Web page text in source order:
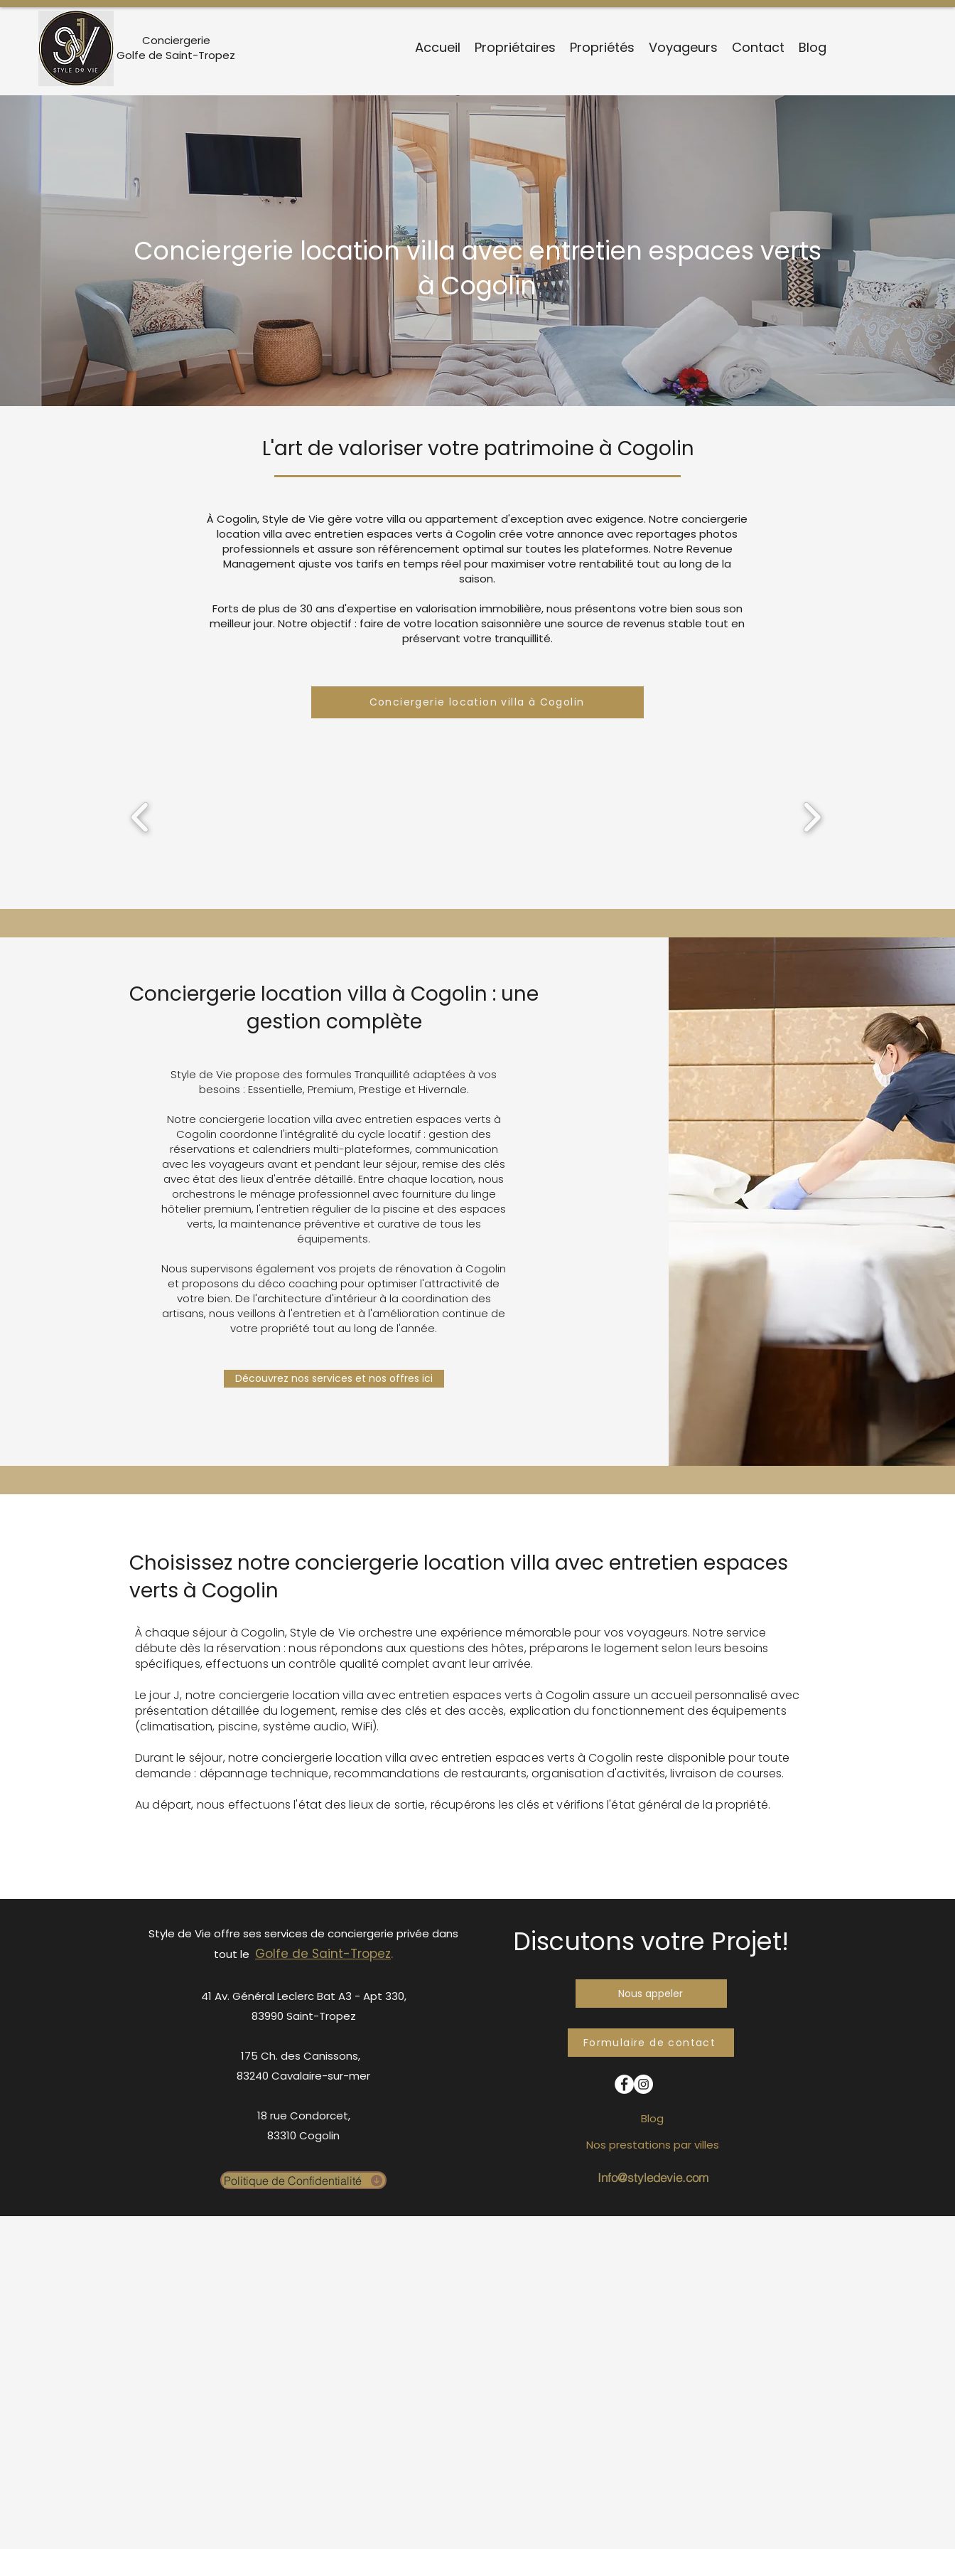
Conciergerie
Golfe de Saint-Tropez
Accueil Propriétaires Propriétés Voyageurs Contact Blog
Conciergerie location villa avec entretien espaces verts
à Cogolin
L'art de valoriser votre patrimoine à Cogolin
À Cogolin, Style de Vie gère votre villa ou appartement d'exception avec exigence. Notre conciergerie
location villa avec entretien espaces verts à Cogolin crée votre annonce avec reportages photos
professionnels et assure son référencement optimal sur toutes les plateformes. Notre Revenue
Management ajuste vos tarifs en temps réel pour maximiser votre rentabilité tout au long de la
saison.
Forts de plus de 30 ans d'expertise en valorisation immobilière, nous présentons votre bien sous son
meilleur jour. Notre objectif : faire de votre location saisonnière une source de revenus stable tout en
préservant votre tranquillité.
Conciergerie location villa à Cogolin
Conciergerie location villa à Cogolin : une
gestion complète
Style de Vie propose des formules Tranquillité adaptées à vos
besoins : Essentielle, Premium, Prestige et Hivernale.
Notre conciergerie location villa avec entretien espaces verts à
Cogolin coordonne l'intégralité du cycle locatif : gestion des
réservations et calendriers multi-plateformes, communication
avec les voyageurs avant et pendant leur séjour, remise des clés
avec état des lieux d'entrée détaillé. Entre chaque location, nous
orchestrons le ménage professionnel avec fourniture du linge
hôtelier premium, l'entretien régulier de la piscine et des espaces
verts, la maintenance préventive et curative de tous les
équipements.
Nous supervisons également vos projets de rénovation à Cogolin
et proposons du déco coaching pour optimiser l'attractivité de
votre bien. De l'architecture d'intérieur à la coordination des
artisans, nous veillons à l'entretien et à l'amélioration continue de
votre propriété tout au long de l'année.
Découvrez nos services et nos offres ici
Choisissez notre conciergerie location villa avec entretien espaces
verts à Cogolin
À chaque séjour à Cogolin, Style de Vie orchestre une expérience mémorable pour vos voyageurs. Notre service
débute dès la réservation : nous répondons aux questions des hôtes, préparons le logement selon leurs besoins
spécifiques, effectuons un contrôle qualité complet avant leur arrivée.
Le jour J, notre conciergerie location villa avec entretien espaces verts à Cogolin assure un accueil personnalisé avec
présentation détaillée du logement, remise des clés et des accès, explication du fonctionnement des équipements
(climatisation, piscine, système audio, WiFi).
Durant le séjour, notre conciergerie location villa avec entretien espaces verts à Cogolin reste disponible pour toute
demande : dépannage technique, recommandations de restaurants, organisation d'activités, livraison de courses.
Au départ, nous effectuons l'état des lieux de sortie, récupérons les clés et vérifions l'état général de la propriété.
Style de Vie offre ses services de conciergerie privée dans
tout le Golfe de Saint-Tropez.
41 Av. Général Leclerc Bat A3 - Apt 330,
83990 Saint-Tropez
175 Ch. des Canissons,
83240 Cavalaire-sur-mer
18 rue Condorcet,
83310 Cogolin
Politique de Confidentialité
Discutons votre Projet!
Nous appeler
Formulaire de contact
Blog
Info@styledevie.com
Nos prestations par villes